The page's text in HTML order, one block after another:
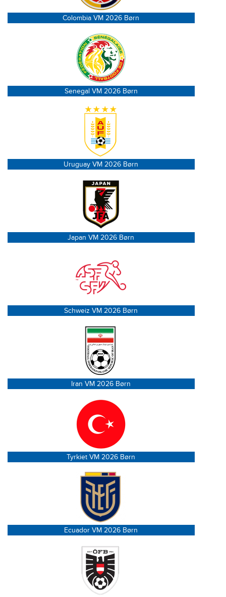
Colombia VM 2026 Børn
Senegal VM 2026 Børn
Uruguay VM 2026 Børn
Japan VM 2026 Børn
Schweiz VM 2026 Børn
Iran VM 2026 Børn
Tyrkiet VM 2026 Børn
Ecuador VM 2026 Børn